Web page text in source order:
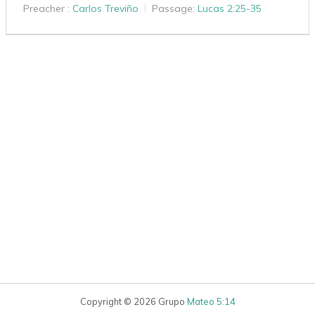
Preacher : Carlos Treviño Passage: Lucas 2:25-35
Copyright © 2026 Grupo Mateo 5:14